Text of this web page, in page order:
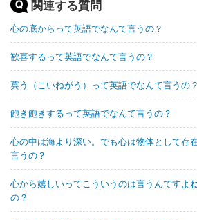
関連する質問
心の底からって英語でなんて言うの？
歓喜するって英語でなんて言うの？
冀う（こいねがう）って英語でなんて言うの？
飽き飽きするって英語でなんて言うの？
心の中は海より深い。でも心は物体として存
言うの？
心から嬉しいってこういうのは言うんですよ
の？